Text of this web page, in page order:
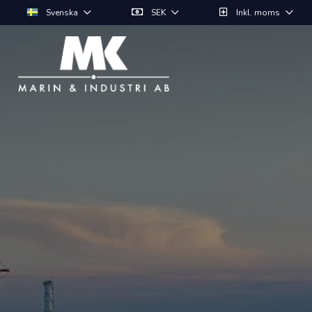
Svenska SEK Inkl. moms